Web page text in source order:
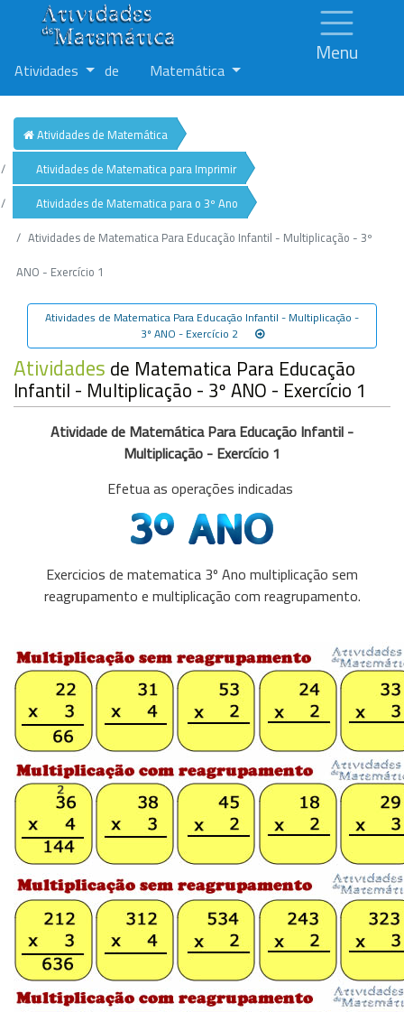
Menu
Atividades de Matemática
Atividades de Matemática
Atividades de Matematica para Imprimir
Atividades de Matematica para o 3º Ano
Atividades de Matematica Para Educação Infantil - Multiplicação - 3º
ANO - Exercício 1
Atividades de Matematica Para Educação Infantil - Multiplicação -
3º ANO - Exercício 2
Atividadesde Matematica Para Educação
Infantil - Multiplicação - 3º ANO - Exercício 1
Atividade de Matemática Para Educação Infantil -
Multiplicação - Exercício 1
Efetua as operações indicadas
Exercicios de matematica 3º Ano multiplicação sem
reagrupamento e multiplicação com reagrupamento.